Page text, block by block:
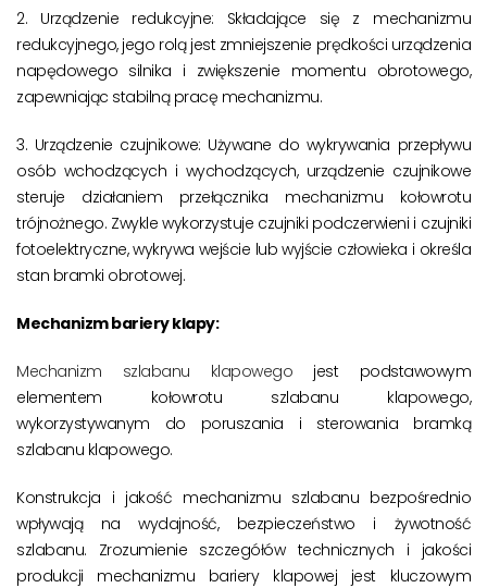
2. Urządzenie redukcyjne: Składające się z mechanizmu
redukcyjnego, jego rolą jest zmniejszenie prędkości urządzenia
napędowego silnika i zwiększenie momentu obrotowego,
zapewniając stabilną pracę mechanizmu.
3. Urządzenie czujnikowe: Używane do wykrywania przepływu
osób wchodzących i wychodzących, urządzenie czujnikowe
steruje działaniem przełącznika mechanizmu kołowrotu
trójnożnego. Zwykle wykorzystuje czujniki podczerwieni i czujniki
fotoelektryczne, wykrywa wejście lub wyjście człowieka i określa
stan bramki obrotowej.
Mechanizm bariery klapy:
Mechanizm szlabanu klapowego jest podstawowym
elementem kołowrotu szlabanu klapowego,
wykorzystywanym do poruszania i sterowania bramką
szlabanu klapowego.
Konstrukcja i jakość mechanizmu szlabanu bezpośrednio
wpływają na wydajność, bezpieczeństwo i żywotność
szlabanu. Zrozumienie szczegółów technicznych i jakości
produkcji mechanizmu bariery klapowej jest kluczowym